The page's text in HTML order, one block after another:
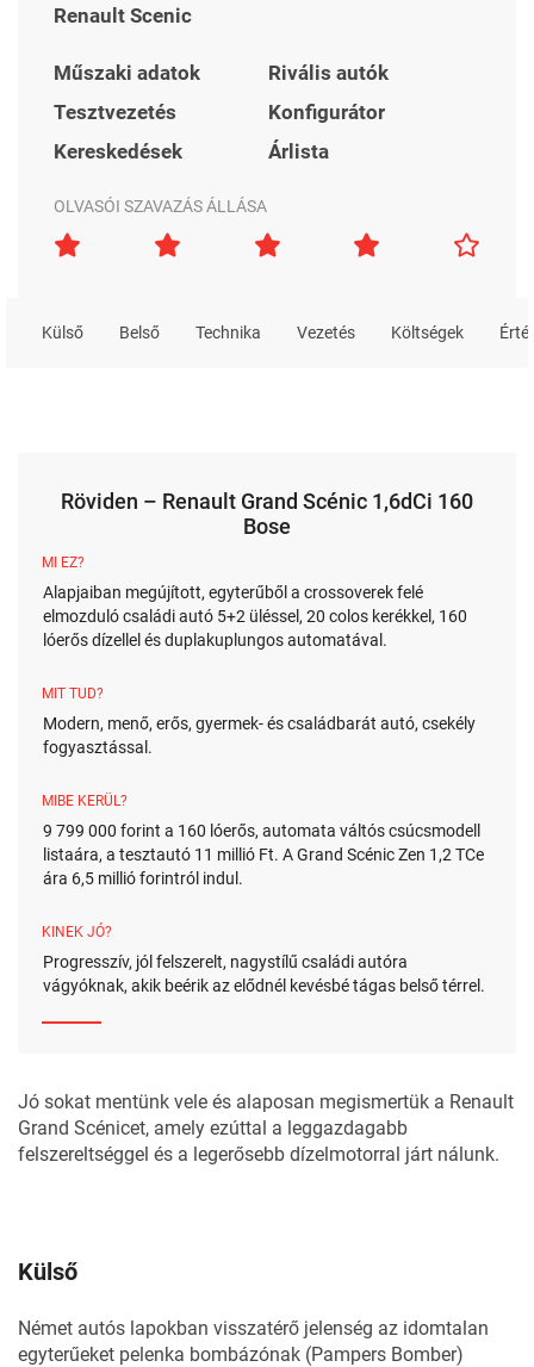
Renault Scenic
Műszaki adatok
Rivális autók
Tesztvezetés
Konfigurátor
Kereskedések
Árlista
OLVASÓI SZAVAZÁS ÁLLÁSA
Külső Belső Technika Vezetés Költségek
Röviden – Renault Grand Scénic 1,6dCi 160
Bose
MI EZ?
Alapjaiban megújított, egyterűből a crossoverek felé
elmozduló családi autó 5+2 üléssel, 20 colos kerékkel, 160
lóerős dízellel és duplakuplungos automatával.
MIT TUD?
Modern, menő, erős, gyermek- és családbarát autó, csekély
fogyasztással.
MIBE KERÜL?
9 799 000 forint a 160 lóerős, automata váltós csúcsmodell
listaára, a tesztautó 11 millió Ft. A Grand Scénic Zen 1,2 TCe
ára 6,5 millió forintról indul.
KINEK JÓ?
Progresszív, jól felszerelt, nagystílű családi autóra
vágyóknak, akik beérik az elődnél kevésbé tágas belső térrel.
Jó sokat mentünk vele és alaposan megismertük a Renault
Grand Scénicet, amely ezúttal a leggazdagabb
felszereltséggel és a legerősebb dízelmotorral járt nálunk.
Külső
Német autós lapokban visszatérő jelenség az idomtalan
egyterűeket pelenka bombázónak (Pampers Bomber)